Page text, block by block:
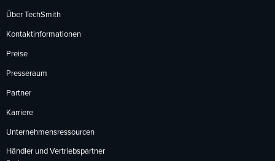
Über TechSmith
Kontaktinformationen
Preise
Presseraum
Partner
Karriere
Unternehmensressourcen
Händler und Vertriebspartner